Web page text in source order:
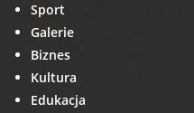
Sport
Galerie
Biznes
Kultura
Edukacja